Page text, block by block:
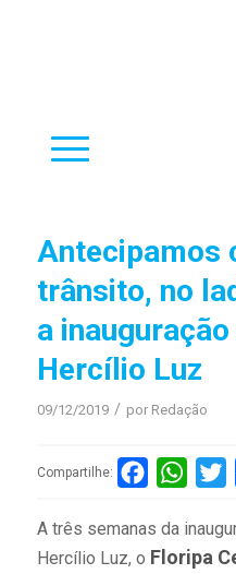
Antecipamos
trânsito, no
a
Hercílio Luz
09/12/2019 / por Redação
Compartilhe: Facebook
A três semanas da
Hercílio Luz, o Floripa